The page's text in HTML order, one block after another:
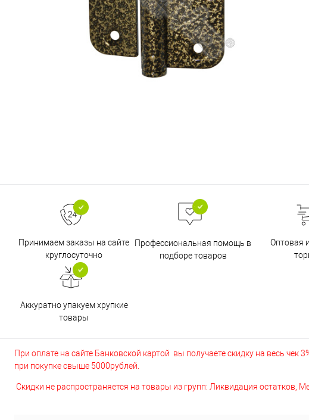
Принимаем заказы на сайте
круглосуточно
Профессиональная помощь в
подборе товаров
Оптовая
Аккуратно упакуем хрупкие
товары
При оплате на сайте Банковской картой вы получаете скидку на весь чек
при покупке свыше 5000рублей.
Скидки не распространяется на товары из групп: Ликвидация остатков,